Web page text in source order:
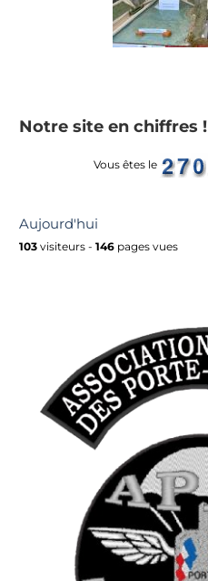
Notre site en chiffres !
Vous êtes le
Aujourd'hui
103 visiteurs - 146 pages vues